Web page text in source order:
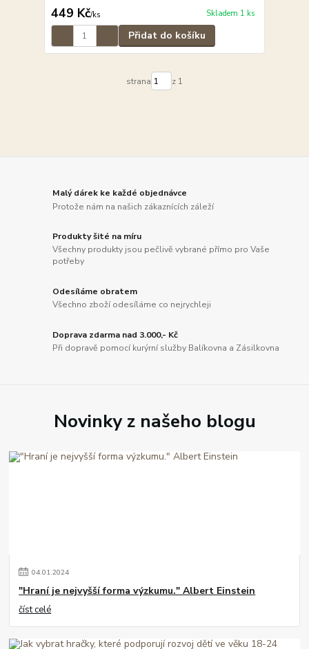
449 Kč/ks Skladem 1 ks
Přidat do košíku
strana z 1
Malý dárek ke každé objednávce
Protože nám na našich zákaznících záleží
Produkty šité na míru
Všechny produkty jsou pečlivě vybrané přímo pro Vaše
potřeby
Odesíláme obratem
Všechno zboží odesíláme co nejrychleji
Doprava zdarma nad 3.000,- Kč
Při dopravě pomocí kurýrní služby Balíkovna a Zásilkovna
Novinky z našeho blogu
04.01.2024
"Hraní je nejvyšší forma výzkumu." Albert Einstein
číst celé